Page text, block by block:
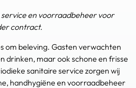
en voorraadbeheer voor
contract.
om beleving. Gasten verwachten
drinken, maar ook schone en frisse
sanitaire service zorgen wij
handhygiëne en voorraadbeheer